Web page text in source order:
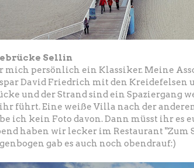
Sellin
mich persönlich ein Klassiker. Meine
David Friedrich mit den Kreidefelsen
und der Strand sind ein Spaziergang
führt. Eine weiße Villa nach der
ich kein Foto davon. Dann müsst ihr es
haben wir lecker im Restaurant "Zum
gab es auch noch obendrauf:)